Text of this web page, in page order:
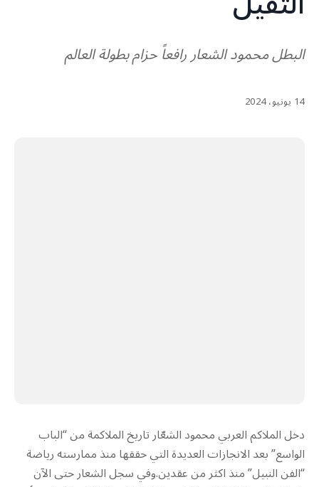
البطل محمود الشعار رافعاً حزام بطولة العالم
14 يونيو، 2024
دخل الملاكم العربي محمود الشعّار تاريخ الملاكمة من “الباب
الواسع” بعد الانجازات العديدة التي حققها منذ ممارسته رياضة
“الفن النبيل” منذ اكثر من عقدين.وفي سجل الشعار حتى الآن